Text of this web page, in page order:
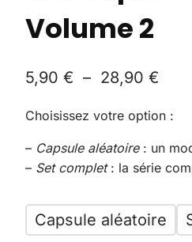
Volume 2
5,90 € – 28,90 €
Choisissez votre option :
– Capsule aléatoire: un
– Set complet: la série
Capsule aléatoire